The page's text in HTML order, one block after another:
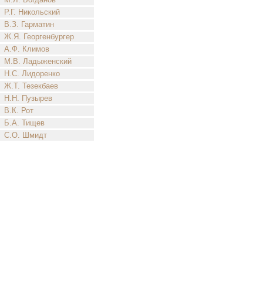
Р.Г. Никольский
В.З. Гарматин
Ж.Я. Георгенбургер
А.Ф. Климов
М.В. Ладыженский
Н.С. Лидоренко
Ж.Т. Тезекбаев
Н.Н. Пузырев
В.К. Рот
Б.А. Тищев
С.О. Шмидт